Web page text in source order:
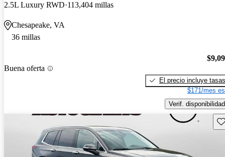
2.5L Luxury RWD 113,404 millas
Chesapeake, VA
36 millas
Buena oferta
El precio incluye tasas
$171/mes
Verif. disponibilidad